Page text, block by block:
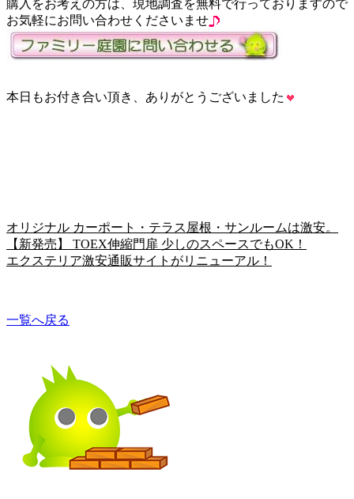
購入をお考えの方は、現地調査を無料で行っておりますので
お気軽にお問い合わせくださいませ
本日もお付き合い頂き、ありがとうございました
オリジナル カーポート・テラス屋根・サンルームは激安。
【新発売】 TOEX伸縮門扉 少しのスペースでもOK！
エクステリア激安通販サイトがリニューアル！
一覧へ戻る